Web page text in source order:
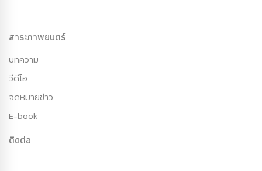
สาระภาพยนตร์
บทความ
วีดีโอ
จดหมายข่าว
E-book
ติดต่อ